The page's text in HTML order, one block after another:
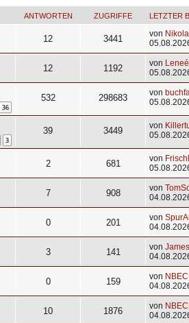
ANTWORTEN ZUGRIFFE LETZTER
12 3441 von
12 1192 von
36
532 298683 von
3
39 3449 von
2 681 von
7 908 von
0 201 von
3 141 von
0 159 von
10 1876 von